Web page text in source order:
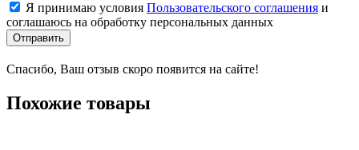
Я принимаю условия Пользовательского соглашения и
соглашаюсь на обработку персональных данных
Отправить
Спасибо, Ваш отзыв скоро появится на сайте!
Похожие товары